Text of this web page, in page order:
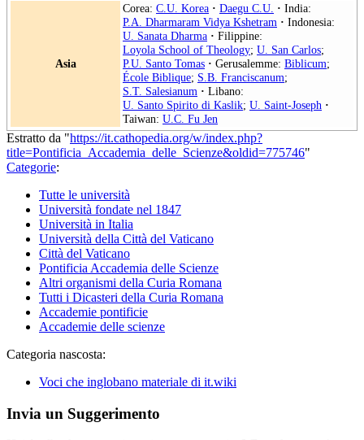
Asia
Corea: C.U. Korea · Daegu C.U. · India:
P.A. Dharmaram Vidya Kshetram · Indonesia:
U. Sanata Dharma · Filippine:
Loyola School of Theology; U. San Carlos;
P.U. Santo Tomas · Gerusalemme: Biblicum;
École Biblique; S.B. Franciscanum;
S.T. Salesianum · Libano:
U. Santo Spirito di Kaslik; U. Saint-Joseph ·
Taiwan: U.C. Fu Jen
Estratto da "https://it.cathopedia.org/w/index.php?
title=Pontificia_Accademia_delle_Scienze&oldid=775746"
Categorie:
Tutte le università
Università fondate nel 1847
Università in Italia
Università della Città del Vaticano
Città del Vaticano
Pontificia Accademia delle Scienze
Altri organismi della Curia Romana
Tutti i Dicasteri della Curia Romana
Accademie pontificie
Accademie delle scienze
Categoria nascosta:
Voci che inglobano materiale di it.wiki
Invia un Suggerimento